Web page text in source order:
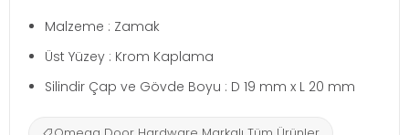
Malzeme : Zamak
Üst Yüzey : Krom Kaplama
Silindir Çap ve Gövde Boyu : D 19 mm x L 20 mm